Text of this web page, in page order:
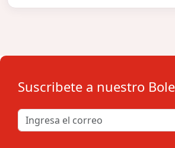
Suscribete a nuestro